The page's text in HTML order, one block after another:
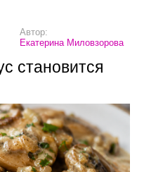
Автор:
Екатерина Миловзорова
становится